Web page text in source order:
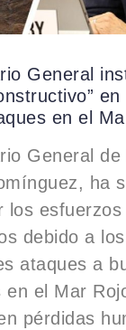
General
en el
General de
ha
los esfuerzos
debido a
ataques a
en el Mar
pérdidas